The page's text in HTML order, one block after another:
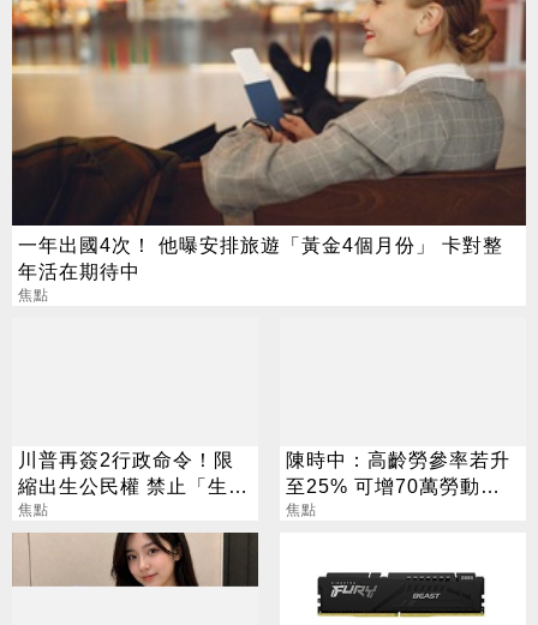
一年出國4次！ 他曝安排旅遊「黃金4個月份」 卡對整
年活在期待中
焦點
川普再簽2行政命令！限
縮出生公民權 禁止「生育
旅遊」
焦點
陳時中：高齡勞參率若升
至25% 可增70萬勞動人
口
焦點